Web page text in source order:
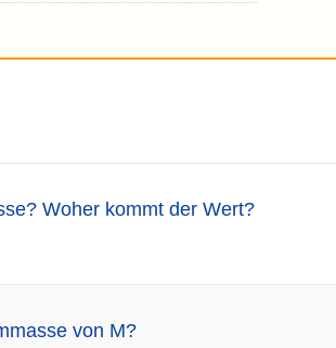
Woher kommt der Wert?
von M?